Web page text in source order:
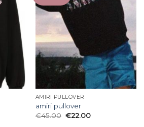
AMIRI PULLOVER
amiri pullover
€45.00 €22.00